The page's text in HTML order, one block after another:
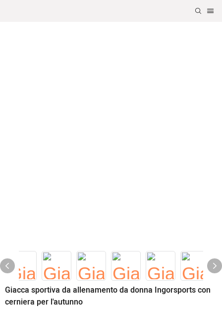
Giacca sportiva da allenamento da donna Ingorsports con
cerniera per l'autunno